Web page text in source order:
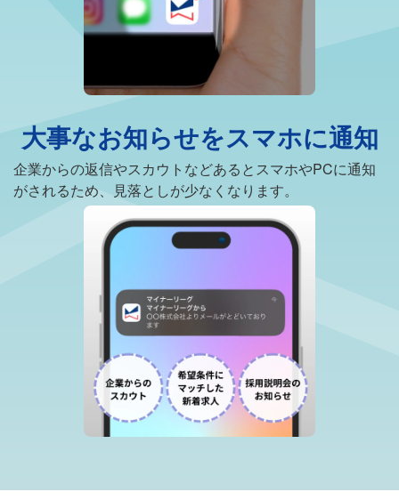
大事なお知らせをスマホに通知
企業からの返信やスカウトなどあるとスマホやPCに通知
がされるため、見落としが少なくなります。